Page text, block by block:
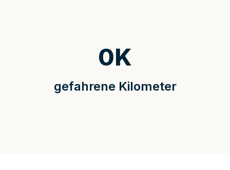
gefahrene Kilometer
0K